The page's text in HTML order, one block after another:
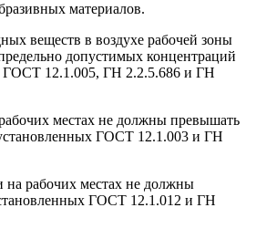
материалов.
веществ в воздухе рабочей зоны
допустимых концентраций
12.1.005, ГН 2.2.5.686 и ГН
местах не должны превышать
ГОСТ 12.1.003 и ГН
на рабочих местах не должны
ГОСТ 12.1.012 и ГН